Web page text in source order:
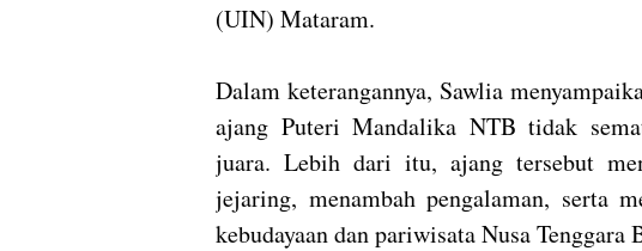
(UIN) Mataram.
Dalam keterangannya, Sawlia
ajang Puteri Mandalika NTB tidak
juara. Lebih dari itu, ajang tersebut
jejaring, menambah pengalaman, serta
kebudayaan dan pariwisata Nusa Tenggara